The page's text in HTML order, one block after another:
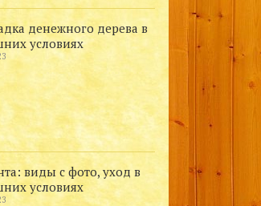
денежного дерева в
условиях
виды с фото, уход в
условиях